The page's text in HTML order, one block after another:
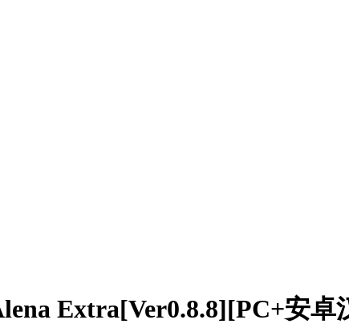
Extra[Ver0.8.8][PC+安卓